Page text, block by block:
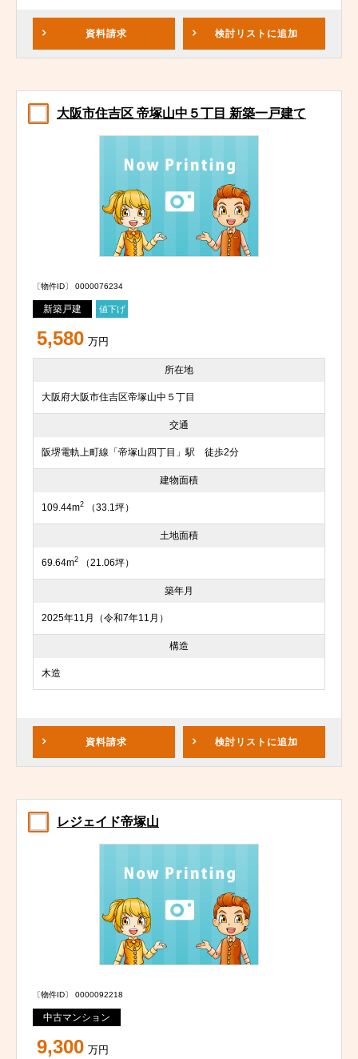
資料請求 検討リスト に追加
大阪市住吉区 帝塚山中５丁目 新築一戸建て
〔物件ID〕 0000076234
新築戸建 値下げ
5,580 万円
所在地
大阪府大阪市住吉区帝塚山中５丁目
交通
阪堺電軌上町線「帝塚山四丁目」駅 徒歩2分
建物面積
109.44m2 （33.1坪）
土地面積
69.64m2 （21.06坪）
築年月
2025年11月（令和7年11月）
構造
木造
資料請求 検討リスト に追加
レジェイド帝塚山
〔物件ID〕 0000092218
中古マンション
9,300 万円